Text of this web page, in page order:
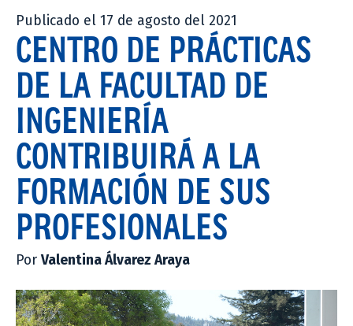
Publicado el 17 de agosto del 2021
CENTRO DE PRÁCTICAS
DE LA FACULTAD DE
INGENIERÍA
CONTRIBUIRÁ A LA
FORMACIÓN DE SUS
PROFESIONALES
PorValentina Álvarez Araya